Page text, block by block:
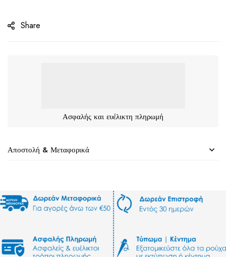
Share
Ασφαλής και ευέλικτη πληρωμή
Αποστολή & Μεταφορικά